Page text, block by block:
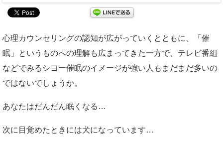
心理カウンセリングの認知が広がっていくとともに、「催
眠」というものへの理解も広まってきた一方で、テレビ番組
などでみるシヨー催眠のイメージが強い人もまだまだ多いの
ではないでしょうか。
あなたはだんだん眠くなる…
次に目覚めたときには犬になっています…